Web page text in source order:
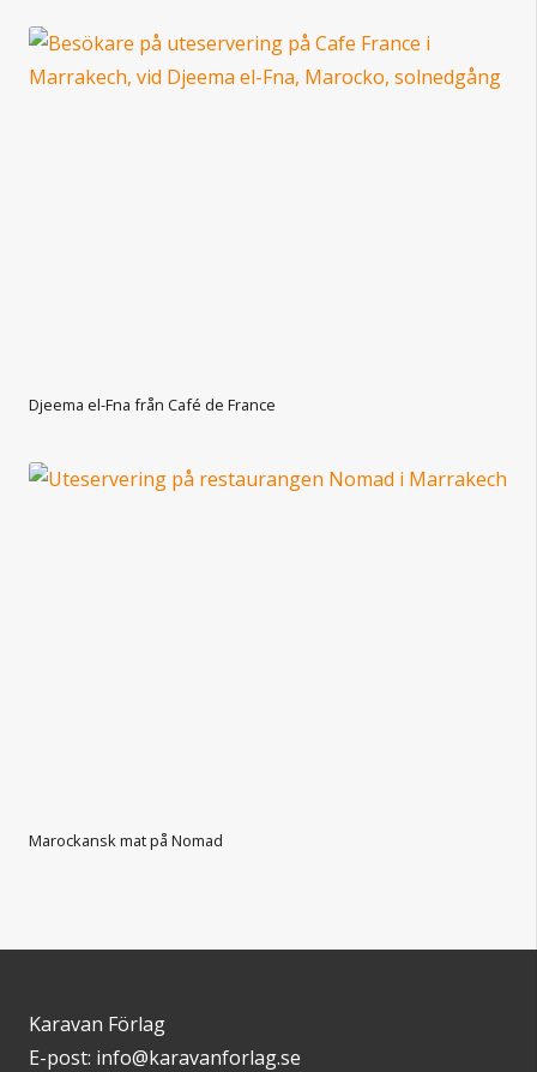
Djeema el-Fna från Café de France
Marockansk mat på Nomad
Karavan Förlag
E-post: info@karavanforlag.se